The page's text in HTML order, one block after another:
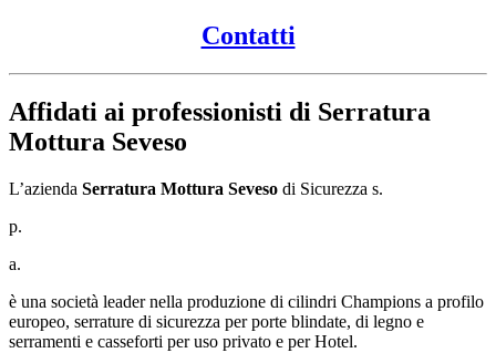
Contatti
Affidati ai professionisti di Serratura
Mottura Seveso
L’azienda Serratura Mottura Seveso di Sicurezza s.
p.
a.
è una società leader nella produzione di cilindri Champions a profilo
europeo, serrature di sicurezza per porte blindate, di legno e
serramenti e casseforti per uso privato e per Hotel.